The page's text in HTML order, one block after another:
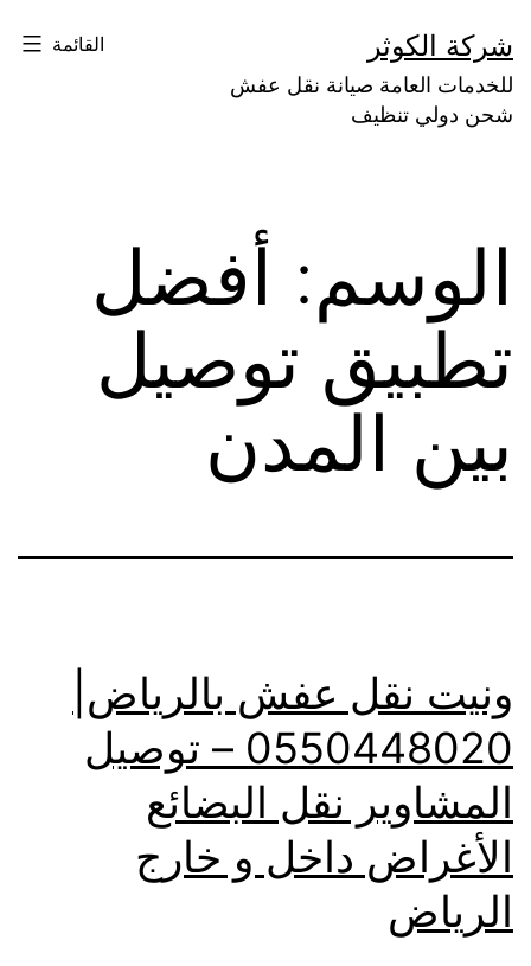
إلى
المحتوى
شركة الكوثر
للخدمات العامة صيانة نقل عفش
شحن دولي تنظيف
القائمة
الوسم: أفضل
تطبيق توصيل
بين المدن
ونيت نقل عفش بالرياض|
0550448020 – توصيل
المشاوير نقل البضائع
الأغراض داخل و خارج
الرياض